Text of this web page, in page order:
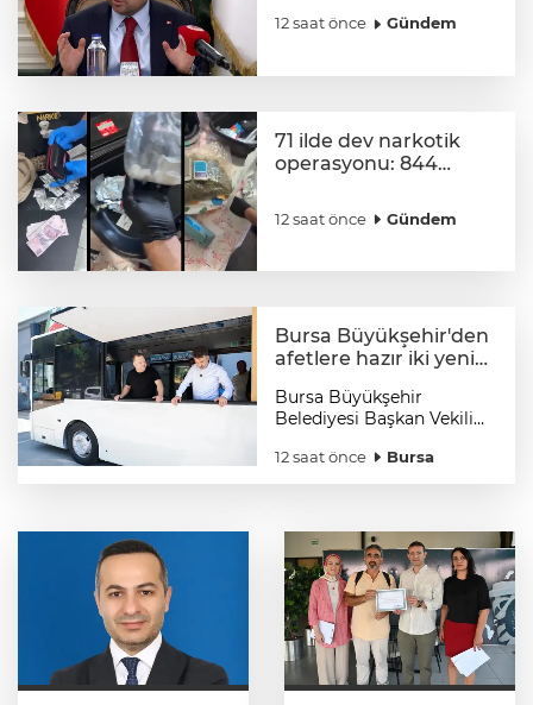
kapsamlı şekilde
incelenecek
12 saat önce Gündem
71 ilde dev narkotik
operasyonu: 844
12 saat önce Gündem
Bursa Büyükşehir'den
afetlere hazır iki yeni
Bursa Büyükşehir
Belediyesi Başkan Vekili
hazırlık planı kapsamında
Büyükşehir ekiplerince
ikram’ ve ‘mobil şarj
istasyonu’ araçlarının
yapım çalışmalarını
inceledi.
12 saat önce Bursa